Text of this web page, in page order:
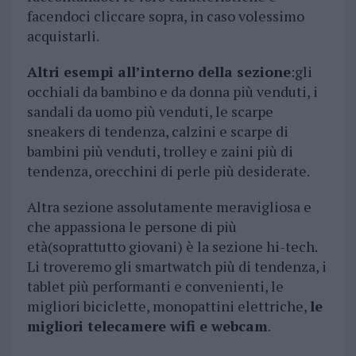
facendoci cliccare sopra, in caso volessimo
acquistarli.
Altri esempi all’interno della sezione:gli
occhiali da bambino e da donna più venduti, i
sandali da uomo più venduti, le scarpe
sneakers di tendenza, calzini e scarpe di
bambini più venduti, trolley e zaini più di
tendenza, orecchini di perle più desiderate.
Altra sezione assolutamente meravigliosa e
che appassiona le persone di più
età(soprattutto giovani) è la sezione hi-tech.
Li troveremo gli smartwatch più di tendenza, i
tablet più performanti e convenienti, le
migliori biciclette, monopattini elettriche, le
migliori telecamere wifi e webcam.